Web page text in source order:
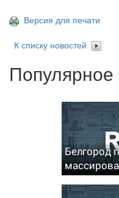
Версия для печати
К списку новостей
Популярное
Белгород